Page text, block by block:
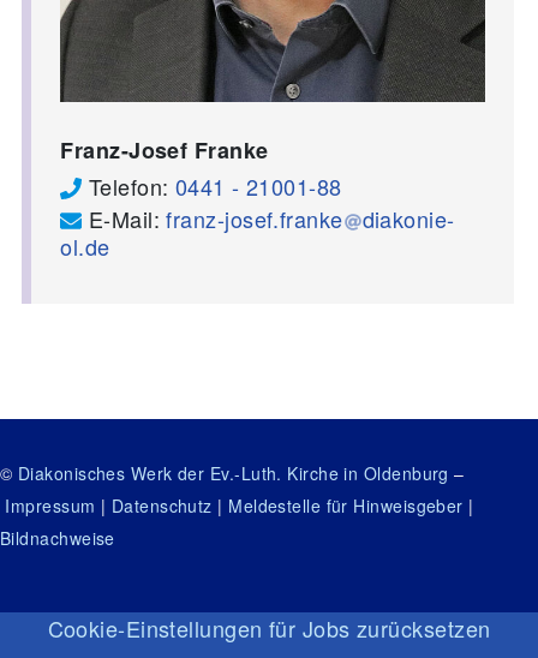
Franz-Josef Franke
Telefon: 0441 - 21001-88
E-Mail:franz-josef.franke
diakonie-
ol.de
© Diakonisches Werk der Ev.-Luth. Kirche in Oldenburg –
Impressum | Datenschutz | Meldestelle für Hinweisgeber |
Bildnachweise
Cookie-Einstellungen für Jobs zurücksetzen